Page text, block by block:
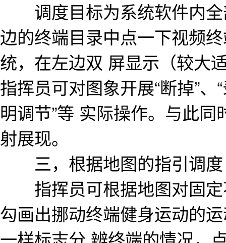
调度目标为系统软件内全
边的终端目录中点一下视频
统，在左边双 屏显示（较大
指挥员可对图象开展“断掉”、
明调节”等 实际操作。与此
射展现。
三，根据地图的指引调度
指挥员可根据地图对固定
勾画出挪动终端健身运动的